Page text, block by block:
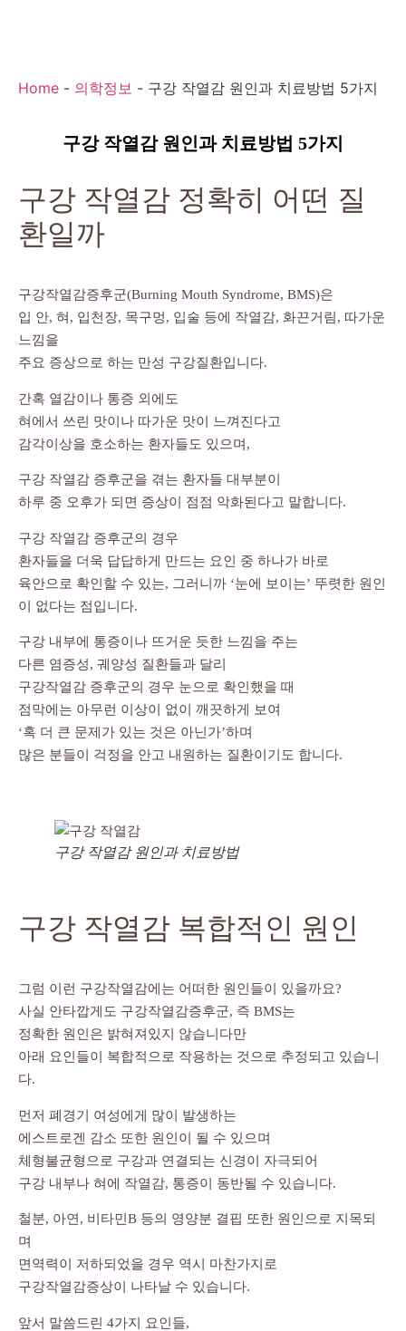
Home - 의학정보 - 구강 작열감 원인과 치료방법 5가지
구강 작열감 원인과 치료방법 5가지
구강 작열감 정확히 어떤 질
환일까
구강작열감증후군(Burning Mouth Syndrome, BMS)은
입 안, 혀, 입천장, 목구멍, 입술 등에 작열감, 화끈거림, 따가운
느낌을
주요 증상으로 하는 만성 구강질환입니다.
간혹 열감이나 통증 외에도
혀에서 쓰린 맛이나 따가운 맛이 느껴진다고
감각이상을 호소하는 환자들도 있으며,
구강 작열감 증후군을 겪는 환자들 대부분이
하루 중 오후가 되면 증상이 점점 악화된다고 말합니다.
구강 작열감 증후군의 경우
환자들을 더욱 답답하게 만드는 요인 중 하나가 바로
육안으로 확인할 수 있는, 그러니까 ‘눈에 보이는’ 뚜렷한 원인
이 없다는 점입니다.
구강 내부에 통증이나 뜨거운 듯한 느낌을 주는
다른 염증성, 궤양성 질환들과 달리
구강작열감 증후군의 경우 눈으로 확인했을 때
점막에는 아무런 이상이 없이 깨끗하게 보여
‘혹 더 큰 문제가 있는 것은 아닌가’하며
많은 분들이 걱정을 안고 내원하는 질환이기도 합니다.
구강 작열감 원인과 치료방법
구강 작열감 복합적인 원인
그럼 이런 구강작열감에는 어떠한 원인들이 있을까요?
사실 안타깝게도 구강작열감증후군, 즉 BMS는
정확한 원인은 밝혀져있지 않습니다만
아래 요인들이 복합적으로 작용하는 것으로 추정되고 있습니
다.
먼저 폐경기 여성에게 많이 발생하는
에스트로겐 감소 또한 원인이 될 수 있으며
체형불균형으로 구강과 연결되는 신경이 자극되어
구강 내부나 혀에 작열감, 통증이 동반될 수 있습니다.
철분, 아연, 비타민B 등의 영양분 결핍 또한 원인으로 지목되
며
면역력이 저하되었을 경우 역시 마찬가지로
구강작열감증상이 나타날 수 있습니다.
앞서 말씀드린 4가지 요인들,